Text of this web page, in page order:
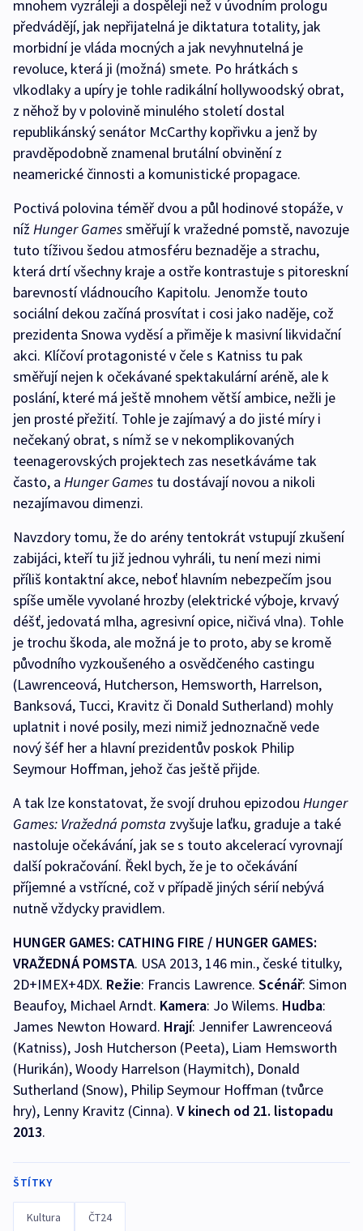
mnohem vyzráleji a dospěleji než v úvodním prologu
předvádějí, jak nepřijatelná je diktatura totality, jak
morbidní je vláda mocných a jak nevyhnutelná je
revoluce, která ji (možná) smete. Po hrátkách s
vlkodlaky a upíry je tohle radikální hollywoodský obrat,
z něhož by v polovině minulého století dostal
republikánský senátor McCarthy kopřivku a jenž by
pravděpodobně znamenal brutální obvinění z
neamerické činnosti a komunistické propagace.
Poctivá polovina téměř dvou a půl hodinové stopáže, v
níž Hunger Gamessměřují k vražedné pomstě, navozuje
tuto tíživou šedou atmosféru beznaděje a strachu,
která drtí všechny kraje a ostře kontrastuje s pitoreskní
barevností vládnoucího Kapitolu. Jenomže touto
sociální dekou začíná prosvítat i cosi jako naděje, což
prezidenta Snowa vyděsí a přiměje k masivní likvidační
akci. Klíčoví protagonisté v čele s Katniss tu pak
směřují nejen k očekávané spektakulární aréně, ale k
poslání, které má ještě mnohem větší ambice, nežli je
jen prosté přežití. Tohle je zajímavý a do jisté míry i
nečekaný obrat, s nímž se v nekomplikovaných
teenagerovských projektech zas nesetkáváme tak
často, a Hunger Games tu dostávají novou a nikoli
nezajímavou dimenzi.
Navzdory tomu, že do arény tentokrát vstupují zkušení
zabijáci, kteří tu již jednou vyhráli, tu není mezi nimi
příliš kontaktní akce, neboť hlavním nebezpečím jsou
spíše uměle vyvolané hrozby (elektrické výboje, krvavý
déšť, jedovatá mlha, agresivní opice, ničivá vlna). Tohle
je trochu škoda, ale možná je to proto, aby se kromě
původního vyzkoušeného a osvědčeného castingu
(Lawrenceová, Hutcherson, Hemsworth, Harrelson,
Banksová, Tucci, Kravitz či Donald Sutherland) mohly
uplatnit i nové posily, mezi nimiž jednoznačně vede
nový šéf her a hlavní prezidentův poskok Philip
Seymour Hoffman, jehož čas ještě přijde.
A tak lze konstatovat, že svojí druhou epizodou Hunger
Games: Vražedná pomsta zvyšuje laťku, graduje a také
nastoluje očekávání, jak se s touto akcelerací vyrovnají
další pokračování. Řekl bych, že je to očekávání
příjemné a vstřícné, což v případě jiných sérií nebývá
nutně vždycky pravidlem.
HUNGER GAMES: CATHING FIRE / HUNGER GAMES:
VRAŽEDNÁ POMSTA. USA 2013, 146 min., české titulky,
2D+IMEX+4DX. Režie: Francis Lawrence. Scénář: Simon
Beaufoy, Michael Arndt. Kamera: Jo Wilems. Hudba:
James Newton Howard. Hrají: Jennifer Lawrenceová
(Katniss), Josh Hutcherson (Peeta), Liam Hemsworth
(Hurikán), Woody Harrelson (Haymitch), Donald
Sutherland (Snow), Philip Seymour Hoffman (tvůrce
hry), Lenny Kravitz (Cinna). V kinech od 21. listopadu
2013.
ŠTÍTKY
Kultura ČT24